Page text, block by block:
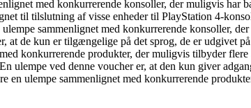
med konkurrerende konsoller, der muligvis har
til tilslutning af visse enheder til PlayStation 4-
sammenlignet med konkurrerende konsoller,
at de kun er tilgængelige på det sprog, de er
konkurrerende produkter, der muligvis tilbyder flere
ved denne voucher er, at den kun giver
ulempe sammenlignet med konkurrerende